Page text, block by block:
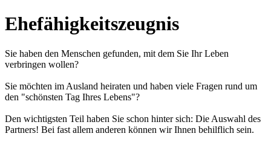
Ehefähigkeitszeugnis
Sie haben den Menschen gefunden, mit dem Sie Ihr Leben
verbringen wollen?
Sie möchten im Ausland heiraten und haben viele Fragen rund um
den "schönsten Tag Ihres Lebens"?
Den wichtigsten Teil haben Sie schon hinter sich: Die Auswahl des
Partners! Bei fast allem anderen können wir Ihnen behilflich sein.